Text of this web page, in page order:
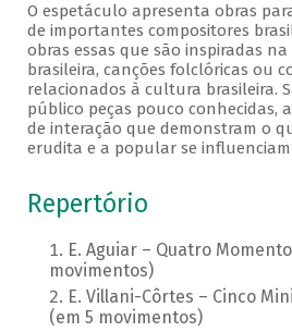
O espetáculo apresenta obras
de importantes compositores
obras essas que são inspiradas
brasileira, canções folclóricas ou
relacionados à cultura brasileira.
público peças pouco conhecidas,
de interação que demonstram o
erudita e a popular se
Repertório
E. Aguiar – Quatro
movimentos)
E. Villani-Côrtes – Cinco
(em 5 movimentos)